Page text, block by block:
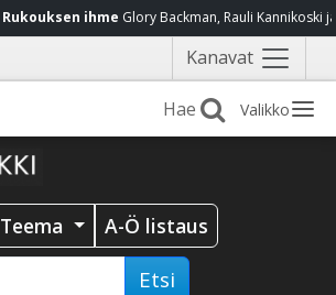
Rukouksen ihme Glory Backman, Rauli Kannikoski
Kanavat Näytä
valikko
Valikko
Teema A-Ö listaus
Etsi